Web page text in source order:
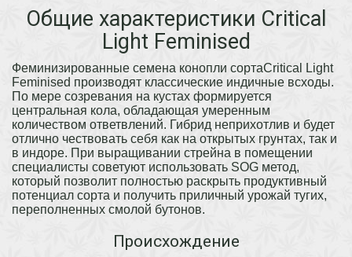
Общие характеристики Critical
Light Feminised
Феминизированные семена конопли сортаCritical Light
Feminised производят классические индичные всходы.
По мере созревания на кустах формируется
центральная кола, обладающая умеренным
количеством ответвлений. Гибрид неприхотлив и будет
отлично чествовать себя как на открытых грунтах, так и
в индоре. При выращивании стрейна в помещении
специалисты советуют использовать SOG метод,
который позволит полностью раскрыть продуктивный
потенциал сорта и получить приличный урожай тугих,
переполненных смолой бутонов.
Происхождение